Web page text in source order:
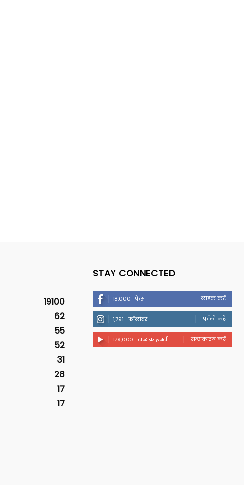
19100
62
55
52
31
28
17
17
STAY CONNECTED
18,000 फैंस लाइक करें
1,791 फॉलोवर फॉलो करें
179,000 सब्सक्राइबर्स सब्सक्राइब करें